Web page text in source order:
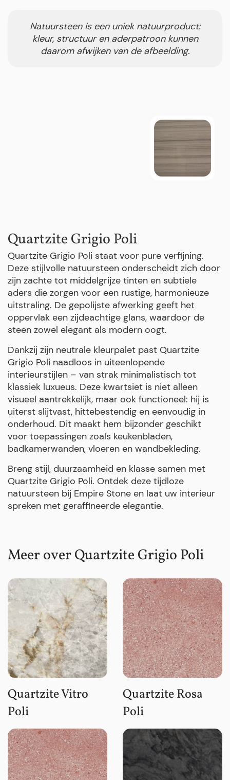
Natuursteen is een uniek natuurproduct:
kleur, structuur en aderpatroon kunnen
daarom afwijken van de afbeelding.
Quartzite Grigio Poli
Quartzite Grigio Poli staat voor pure verfijning.
Deze stijlvolle natuursteen onderscheidt zich door
zijn zachte tot middelgrijze tinten en subtiele
aders die zorgen voor een rustige, harmonieuze
uitstraling. De gepolijste afwerking geeft het
oppervlak een zijdeachtige glans, waardoor de
steen zowel elegant als modern oogt.
Dankzij zijn neutrale kleurpalet past Quartzite
Grigio Poli naadloos in uiteenlopende
interieurstijlen – van strak minimalistisch tot
klassiek luxueus. Deze kwartsiet is niet alleen
visueel aantrekkelijk, maar ook functioneel: hij is
uiterst slijtvast, hittebestendig en eenvoudig in
onderhoud. Dit maakt hem bijzonder geschikt
voor toepassingen zoals keukenbladen,
badkamerwanden, vloeren en wandbekleding.
Breng stijl, duurzaamheid en klasse samen met
Quartzite Grigio Poli. Ontdek deze tijdloze
natuursteen bij Empire Stone en laat uw interieur
spreken met geraffineerde elegantie.
Meer over Quartzite Grigio Poli
Quartzite Vitro
Poli
Quartzite Rosa
Poli